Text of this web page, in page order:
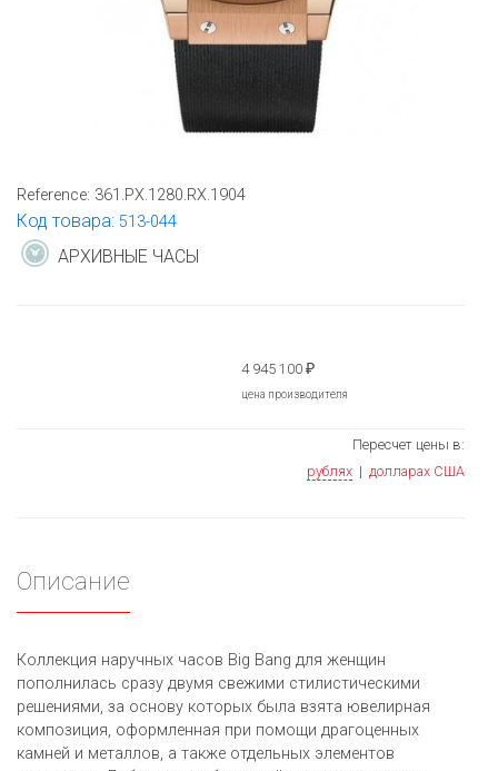
Reference: 361.PX.1280.RX.1904
Код товара: 513-044
АРХИВНЫЕ ЧАСЫ
4 945 100 ₽
цена производителя
Пересчет цены в:
рублях | долларах США
Описание
Коллекция наручных часов Big Bang для женщин
пополнилась сразу двумя свежими стилистическими
решениями, за основу которых была взята ювелирная
композиция, оформленная при помощи драгоценных
камней и металлов, а также отдельных элементов